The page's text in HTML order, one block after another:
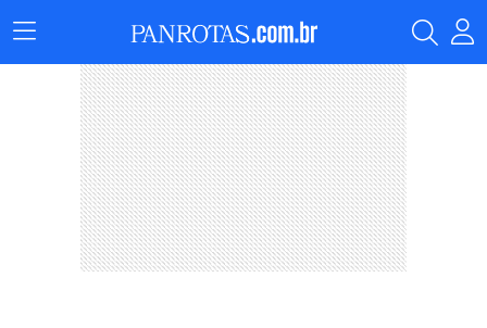
Menu
Principal